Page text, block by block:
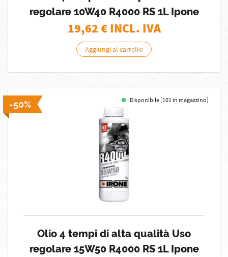
regolare 10W40 R4000 RS 1L Ipone
19,62€ INCL. IVA
Aggiungi al carrello
-50% Disponibile [101 in magazzino]
Olio 4 tempi di alta qualità Uso
regolare 15W50 R4000 RS 1L Ipone